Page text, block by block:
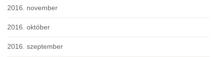
2016. november
2016. október
2016. szeptember